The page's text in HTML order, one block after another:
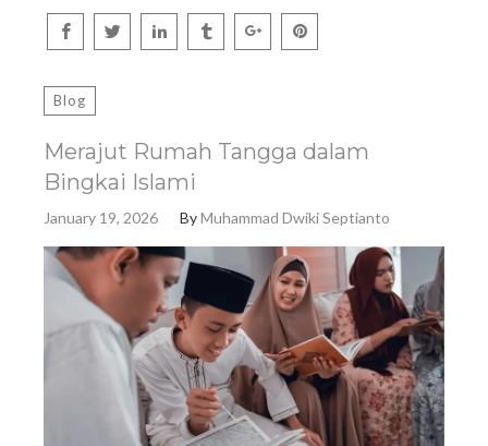
Blog
Merajut Rumah Tangga dalam
Bingkai Islami
January 19, 2026 ByMuhammad Dwiki Septianto